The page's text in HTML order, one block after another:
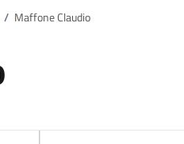
/ Maffone Claudio